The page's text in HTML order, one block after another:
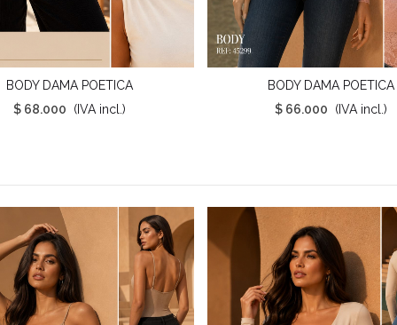
Rápida
BODY DAMA POETICA
$ 68.000
(IVA incl.)
Vista Rápida
BODY DAMA POETICA
$ 66.000
(IVA incl.)